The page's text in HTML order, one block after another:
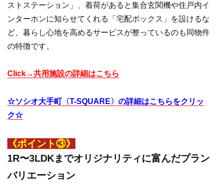
ストステーション」、着荷があると集合玄関機や住戸内イ
ンターホンに知らせてくれる「宅配ボックス」を設けるな
ど、暮らし心地を高めるサービスが整っているのも同物件
の特徴です。
Click→共用施設の詳細はこちら
☆ソシオ大手町〈T-SQUARE〉の詳細はこちらをクリッ
ク☆
《ポイント③》
1R〜3LDKまでオリジナリティに富んだプラン
バリエーション